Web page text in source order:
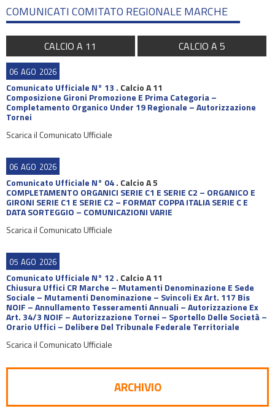
COMUNICATI COMITATO REGIONALE MARCHE
CALCIO A 11 CALCIO A 5
06 AGO 2026
Comunicato Ufficiale N° 13 . Calcio A 11
Composizione Gironi Promozione E Prima Categoria –
Completamento Organico Under 19 Regionale – Autorizzazione
Tornei
Scarica il Comunicato Ufficiale
06 AGO 2026
Comunicato Ufficiale N° 04. Calcio A 5
COMPLETAMENTO ORGANICI SERIE C1 E SERIE C2 – ORGANICO E
GIRONI SERIE C1 E SERIE C2 – FORMAT COPPA ITALIA SERIE C E
DATA SORTEGGIO – COMUNICAZIONI VARIE
Scarica il Comunicato Ufficiale
05 AGO 2026
Comunicato Ufficiale N° 12 . Calcio A 11
Chiusura Uffici CR Marche – Mutamenti Denominazione E Sede
Sociale – Mutamenti Denominazione – Svincoli Ex Art. 117 Bis
NOIF – Annullamento Tesseramenti Annuali – Autorizzazione Ex
Art. 34/3 NOIF – Autorizzazione Tornei – Sportello Delle Società –
Orario Uffici – Delibere Del Tribunale Federale Territoriale
Scarica il Comunicato Ufficiale
ARCHIVIO